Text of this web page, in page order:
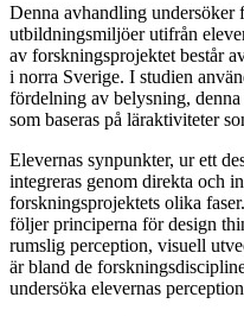
Denna avhandling undersöker
utbildningsmiljöer utifrån
av forskningsprojektet består
i norra Sverige. I studien
fördelning av belysning,
som baseras på läraktiviteter
Elevernas synpunkter, ur ett
integreras genom direkta och
forskningsprojektets olika
följer principerna för design
rumslig perception, visuell
är bland de
undersöka elevernas